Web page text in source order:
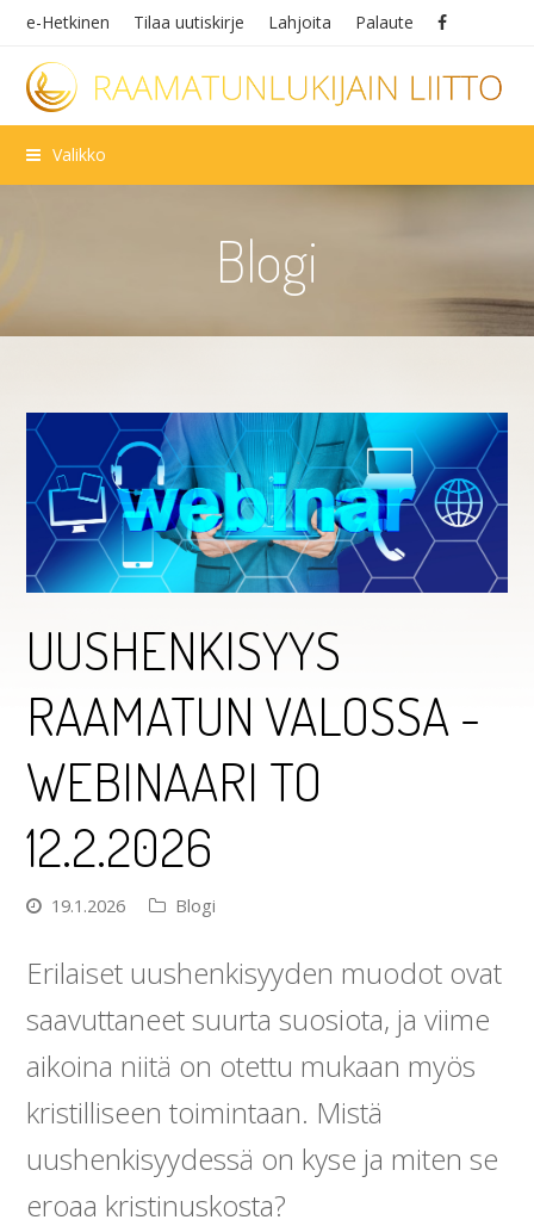
e-Hetkinen Tilaa uutiskirje Lahjoita Palaute
Valikko
Blogi
UUSHENKISYYS
RAAMATUN VALOSSA -
WEBINAARI TO
12.2.2026
19.1.2026 Blogi
Erilaiset uushenkisyyden muodot ovat
saavuttaneet suurta suosiota, ja viime
aikoina niitä on otettu mukaan myös
kristilliseen toimintaan. Mistä
uushenkisyydessä on kyse ja miten se
eroaa kristinuskosta?